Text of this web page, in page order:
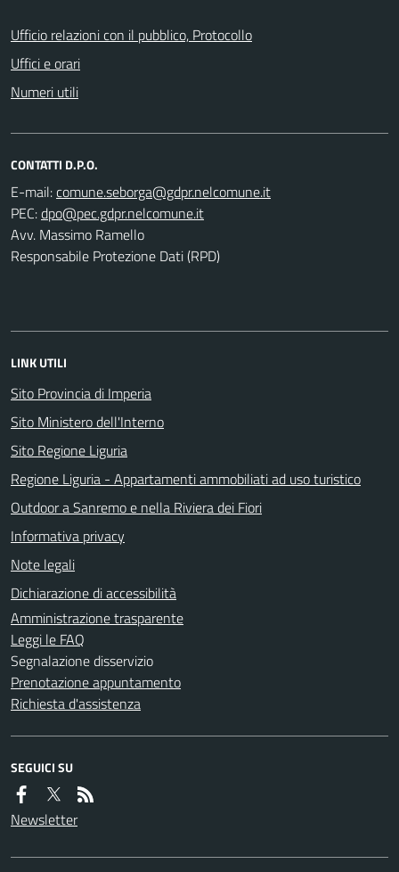
Ufficio relazioni con il pubblico, Protocollo
Uffici e orari
Numeri utili
CONTATTI D.P.O.
E-mail:
PEC:
Avv. Massimo Ramello
Responsabile Protezione Dati (RPD)
LINK UTILI
Sito Provincia di Imperia
Sito Ministero dell'Interno
Sito Regione Liguria
Regione Liguria - Appartamenti ammobiliati ad uso turistico
Outdoor a Sanremo e nella Riviera dei Fiori
Informativa privacy
Note legali
Dichiarazione di accessibilità
Amministrazione trasparente
Leggi le FAQ
Segnalazione disservizio
Prenotazione appuntamento
Richiesta d'assistenza
SEGUICI SU
Newsletter